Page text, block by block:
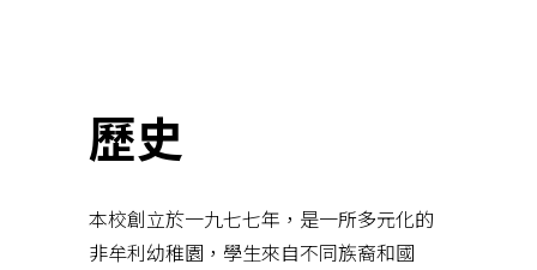
歷史
本校創立於一九七七年，是一所多元化的
非牟利幼稚園，學生來自不同族裔和國